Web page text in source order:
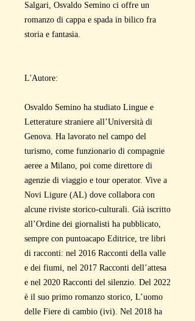
Salgari, Osvaldo Semino ci offre un
romanzo di cappa e spada in bilico fra
storia e fantasia.
L'Autore:
Osvaldo Semino ha studiato Lingue e
Letterature straniere all’Università di
Genova. Ha lavorato nel campo del
turismo, come funzionario di compagnie
aeree a Milano, poi come direttore di
agenzie di viaggio e tour operator. Vive a
Novi Ligure (AL) dove collabora con
alcune riviste storico-culturali. Già iscritto
all’Ordine dei giornalisti ha pubblicato,
sempre con puntoacapo Editrice, tre libri
di racconti: nel 2016 Racconti della valle
e dei fiumi, nel 2017 Racconti dell’attesa
e nel 2020 Racconti del silenzio. Del 2022
è il suo primo romanzo storico, L’uomo
delle Fiere di cambio (ivi). Nel 2018 ha